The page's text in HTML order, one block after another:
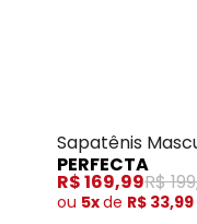
Sapatênis
Sintético
PERFECTA
R$ 169,99R$
ou 5xde R$ 33,99